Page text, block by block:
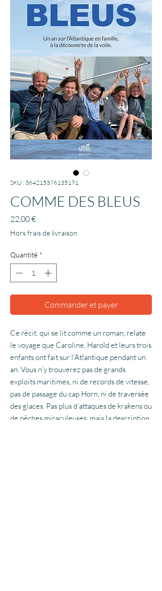
SKU : 364215376135191
COMME DES BLEUS
22,00 €Prix
Hors frais de livraison
Quantité *
Commander et payer
Ce récit, qui se lit comme un roman, relate
le voyage que Caroline, Harold et leurs trois
enfants ont fait sur l’Atlantique pendant un
an. Vous n’y trouverez pas de grands
exploits maritimes, ni de records de vitesse,
pas de passage du cap Horn, ni de traversée
des glaces. Pas plus d’attaques de krakens ou
de pêches miraculeuses, mais la description